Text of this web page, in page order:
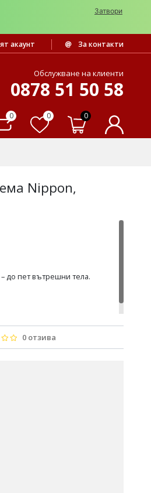
Затвори
акаунт За контакти
Обслужване на клиенти
0878 51 50 58
0 0 0
Nippon,
– до пет вътрешни тела.
0 отзива